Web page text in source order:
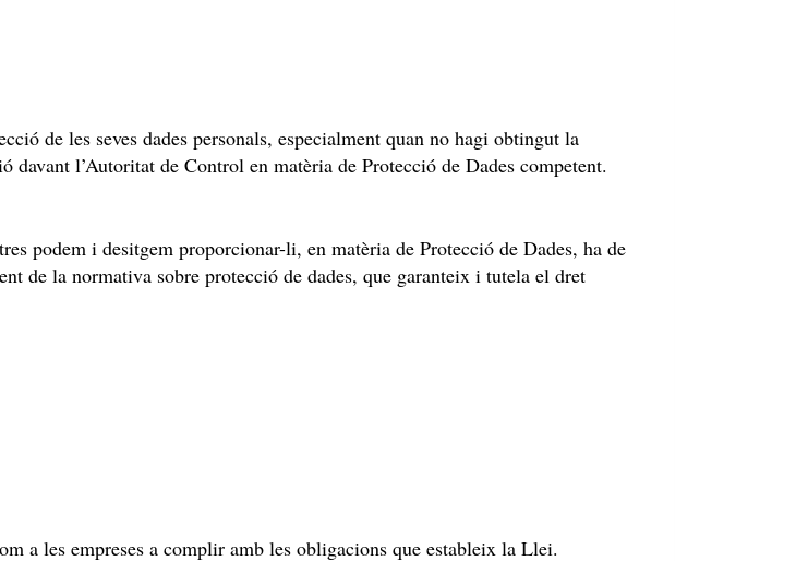
de les seves dades personals, especialment quan no hagi obtingut la
davant l’Autoritat de Control en matèria de Protecció de Dades competent.
podem i desitgem proporcionar-li, en matèria de Protecció de Dades, ha de
de la normativa sobre protecció de dades, que garanteix i tutela el dret
a les empreses a complir amb les obligacions que estableix la Llei.